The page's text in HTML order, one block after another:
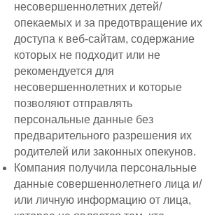
несовершеннолетних детей/
опекаемых и за предотвращение их
доступа к веб-сайтам, содержание
которых не подходит или не
рекомендуется для
несовершеннолетних и которые
позволяют отправлять
персональные данные без
предварительного разрешения их
родителей или законных опекунов.
Компания получила персональные
данные совершеннолетнего лица и/
или личную информацию от лица,